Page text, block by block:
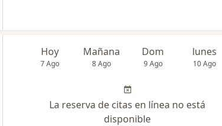
Hoy
7 Ago
Mañana
8 Ago
Dom
9 Ago
lunes
10 Ago
La reserva de citas en línea no está
disponible